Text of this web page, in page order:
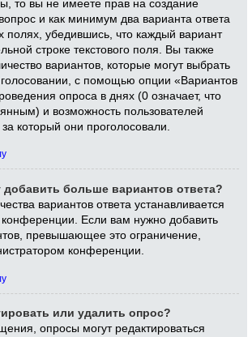
то вы не имеете прав на создание
и как минимум два варианта ответа
полях, убедившись, что каждый вариант
строке текстового поля. Вы также
вариантов, которые могут выбрать
голосовании, с помощью опции «Вариантов
опроса в днях (0 означает, что
и возможность пользователей
который они проголосовали.
добавить больше вариантов ответа?
вариантов ответа устанавливается
Если вам нужно добавить
превышающее это ограничение,
конференции.
или удалить опрос?
опросы могут редактироваться